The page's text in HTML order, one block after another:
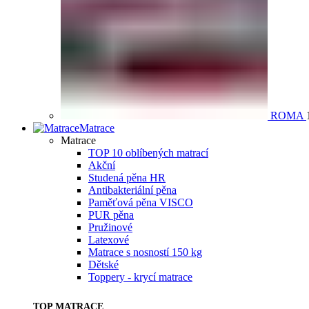
ROMA
Matrace
Matrace
TOP 10 oblíbených matrací
Akční
Studená pěna HR
Antibakteriální pěna
Paměťová pěna VISCO
PUR pěna
Pružinové
Latexové
Matrace s nosností 150 kg
Dětské
Toppery - krycí matrace
TOP MATRACE